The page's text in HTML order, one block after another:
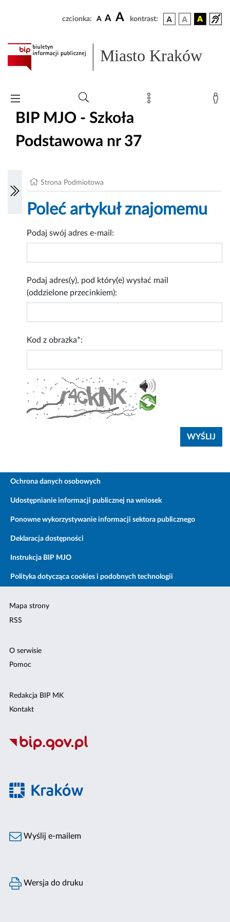
czcionka: A A A kontrast:
Miasto Kraków
BIP MJO - Szkoła
Podstawowa nr 37
Strona Podmiotowa
Poleć artykuł znajomemu
Podaj swój adres e-mail:
Podaj adres(y), pod który(e) wysłać mail
(oddzielone przecinkiem):
Kod z obrazka*:
Ochrona danych osobowych
Udostępnianie informacji publicznej na wniosek
Ponowne wykorzystywanie informacji sektora publicznego
Deklaracja dostępności
Instrukcja BIP MJO
Polityka dotycząca cookies i podobnych technologii
Mapa strony
RSS
O serwisie
Pomoc
Redakcja BIP MK
Kontakt
Wyślij e-mailem
Wersja do druku